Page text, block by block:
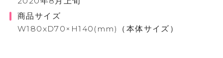
商品サイズ
W180xD70×H140(mm)（本体サイズ）